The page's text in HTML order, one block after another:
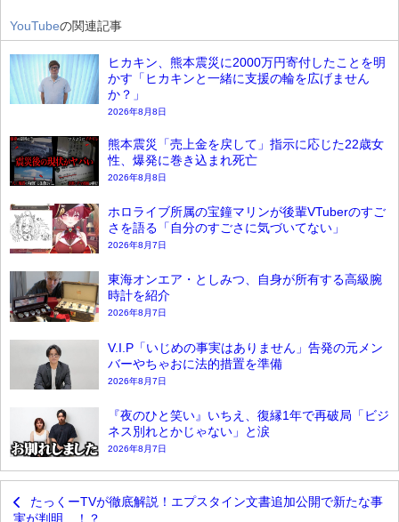
YouTubeの関連記事
ヒカキン、熊本震災に2000万円寄付したことを明
かす「ヒカキンと一緒に支援の輪を広げません
か？」
2026年8月8日
熊本震災「売上金を戻して」指示に応じた22歳女
性、爆発に巻き込まれ死亡
2026年8月8日
ホロライブ所属の宝鐘マリンが後輩VTuberのすご
さを語る「自分のすごさに気づいてない」
2026年8月7日
東海オンエア・としみつ、自身が所有する高級腕
時計を紹介
2026年8月7日
V.I.P「いじめの事実はありません」告発の元メン
バーやちゃおに法的措置を準備
2026年8月7日
『夜のひと笑い』いちえ、復縁1年で再破局「ビジ
ネス別れとかじゃない」と涙
2026年8月7日
たっくーTVが徹底解説！エプスタイン文書追加公開で新たな事
実が判明…！？